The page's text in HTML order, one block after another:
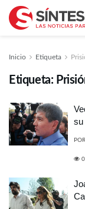
Inicio Etiqueta
Etiqueta:
su
POR
0